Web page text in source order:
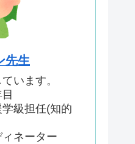
先生
います。
学級担任(知的
ィネーター